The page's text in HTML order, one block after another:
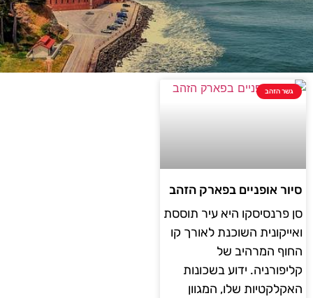
גשר הזהב
סיור אופניים בפארק הזהב
סן פרנסיסקו היא עיר תוססת
ואייקונית השוכנת לאורך קו
החוף המרהיב של
קליפורניה. ידוע בשכונות
האקלקטיות שלו, המגוון